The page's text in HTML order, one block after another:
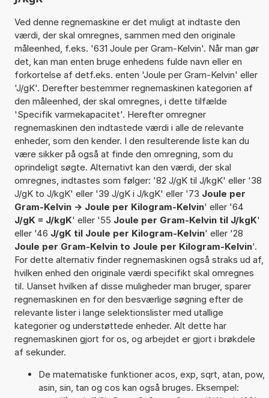
Ved denne regnemaskine er det muligt at indtaste den
værdi, der skal omregnes, sammen med den originale
måleenhed, f.eks. '631 Joule per Gram-Kelvin'. Når man gør
det, kan man enten bruge enhedens fulde navn eller en
forkortelse af detf.eks. enten 'Joule per Gram-Kelvin' eller
'J/gK'. Derefter bestemmer regnemaskinen kategorien af
den måleenhed, der skal omregnes, i dette tilfælde
'Specifik varmekapacitet'. Herefter omregner
regnemaskinen den indtastede værdi i alle de relevante
enheder, som den kender. I den resulterende liste kan du
være sikker på også at finde den omregning, som du
oprindeligt søgte. Alternativt kan den værdi, der skal
omregnes, indtastes som følger: '82 J/gK til J/kgK' eller '38
J/gK to J/kgK' eller '39 J/gK i J/kgK' eller '73 Joule per
Gram-Kelvin -> Joule per Kilogram-Kelvin' eller '64
J/gK = J/kgK' eller '55 Joule per Gram-Kelvin til J/kgK'
eller '46 J/gK til Joule per Kilogram-Kelvin' eller '28
Joule per Gram-Kelvin to Joule per Kilogram-Kelvin'.
For dette alternativ finder regnemaskinen også straks ud af,
hvilken enhed den originale værdi specifikt skal omregnes
til. Uanset hvilken af disse muligheder man bruger, sparer
regnemaskinen en for den besværlige søgning efter de
relevante lister i lange selektionslister med utallige
kategorier og understøttede enheder. Alt dette har
regnemaskinen gjort for os, og arbejdet er gjort i brøkdele
af sekunder.
De matematiske funktioner acos, exp, sqrt, atan, pow,
asin, sin, tan og cos kan også bruges. Eksempel: